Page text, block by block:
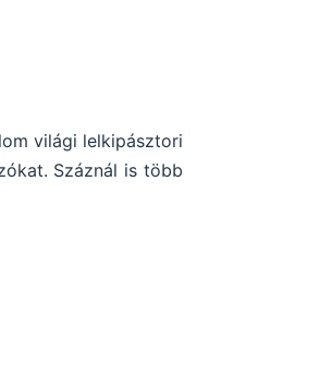
világi lelkipásztori
Száznál is több